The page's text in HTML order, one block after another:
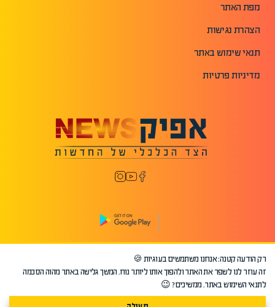
מפת האתר
הצהרת נגישות
תנאי שימוש באתר
מדיניות פרטיות
©2026 כל הזכויות שמורות לאפיק.
רק הודעה קטנה: אנחנו משתמשים בעוגיות 🍪
זה עוזר לנו לשפר את האתר ולהפוך אותו ליותר נוח. המשך גלישה באתר מהוה הסכמה
לתנאי השימוש באתר. ממשיכים? 😉